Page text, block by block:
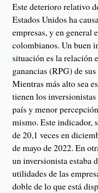
Este deterioro relativo
Estados Unidos ha
empresas, y en general
colombianos. Un buen
situación es la relación
ganancias (RPG) de
Mientras más alto sea
tienen los
país y menor
mismo. Este indicador,
de 20,1 veces en
de mayo de 2022. En
un inversionista estaba
utilidades de las
doble de lo que está